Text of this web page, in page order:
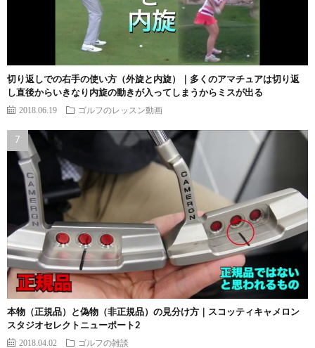
切り返しでの右手の使い方（外旋と内旋）｜多くのアマチュアは切り返
し直後からいきなり内旋の動きが入ってしまうからミスが出る
2018.06.19 ゴルフのレッスン動画
本物（正規品）と偽物（非正規品）の見分け方｜スコッティキャメロン
スタジオセレクトニューポート2
2018.04.02 ゴルフの雑談